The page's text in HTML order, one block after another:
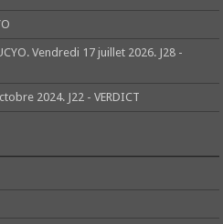
Vendredi 17 juillet 2026. J28 -
2024. J22 - VERDICT